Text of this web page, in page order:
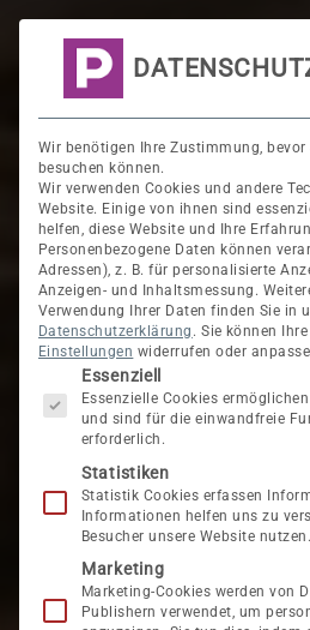
Wir benötigen Ihre Zustimmung, bevor
besuchen können.
Wir verwenden Cookies und andere
Website. Einige von ihnen sind
helfen, diese Website und Ihre
Personenbezogene Daten können
Adressen), z. B. für personalisierte
Anzeigen- und Inhaltsmessung.
Verwendung Ihrer Daten finden Sie in
Datenschutzerklärung . Sie können
Einstellungen widerrufen oder
Es folgt eine Liste der
Essenziell
Essenzielle Cookies
und sind für die einwandfreie
erforderlich.
Statistiken
Statistik Cookies erfassen
Informationen helfen uns zu
Besucher unsere Website nutzen.
Marketing
Marketing-Cookies werden von
Publishern verwendet, um